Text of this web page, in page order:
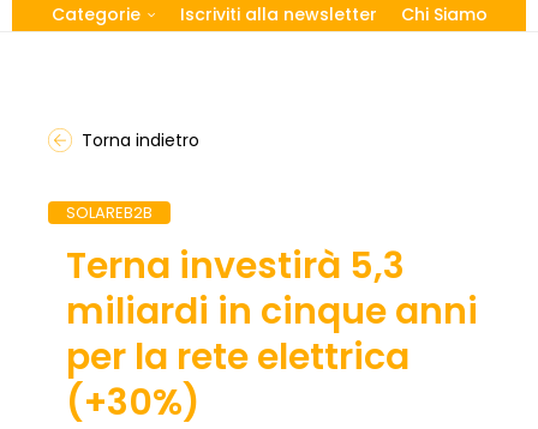
Categorie Iscriviti alla newsletter Chi Siamo
Torna indietro
SOLAREB2B
Terna investirà 5,3
miliardi in cinque anni
per la rete elettrica
(+30%)